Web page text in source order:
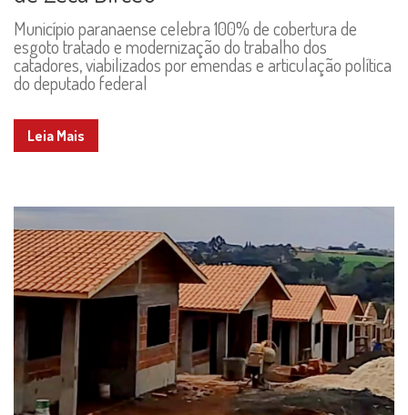
Município paranaense celebra 100% de cobertura de
esgoto tratado e modernização do trabalho dos
catadores, viabilizados por emendas e articulação política
do deputado federal
Leia Mais